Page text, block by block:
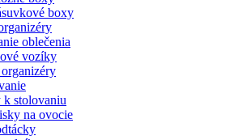
boxy
oblečenia
vozíky
stolovaniu
na ovocie